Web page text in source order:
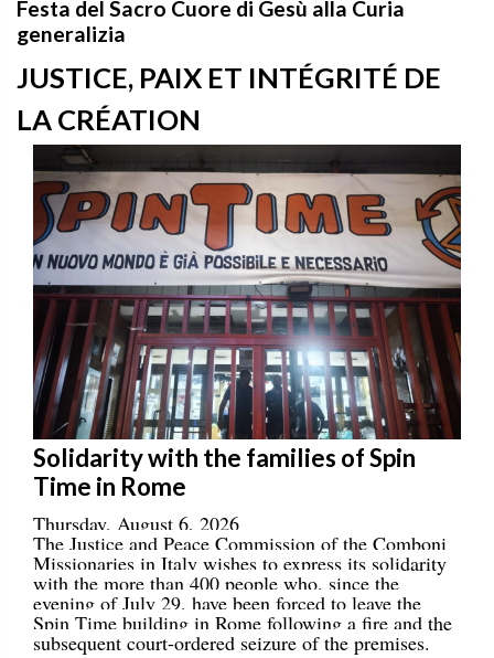
Festa del Sacro Cuore di Gesù alla Curia
generalizia
JUSTICE, PAIX ET INTÉGRITÉ DE
LA CRÉATION
Solidarity with the families of Spin
Time in Rome
Thursday, August 6, 2026
The Justice and Peace Commission of the Comboni
Missionaries in Italy wishes to express its solidarity
with the more than 400 people who, since the
evening of July 29, have been forced to leave the
Spin Time building in Rome following a fire and the
subsequent court-ordered seizure of the premises.